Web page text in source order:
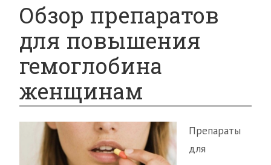
Обзор препаратов
для повышения
гемоглобина
женщинам
Препараты
для